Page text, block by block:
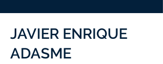
JAVIER ENRIQUE
ADASME